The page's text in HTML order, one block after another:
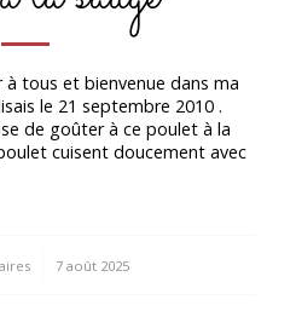
tous et bienvenue dans ma
le 21 septembre 2010 .
de goûter à ce poulet à la
cuisent doucement avec
7 août 2025